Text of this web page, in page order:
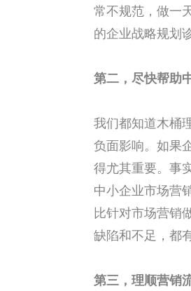
常不规范，做一
的企业战略规划
第二，尽快帮助
我们都知道木桶
负面影响。如果
得尤其重要。事
中小企业市场营
比针对市场营销
缺陷和不足，都
第三，理顺营销